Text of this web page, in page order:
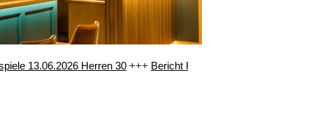
13.06.2026 Herren 30+++Bericht Herren 30 Auswärts in Amerang